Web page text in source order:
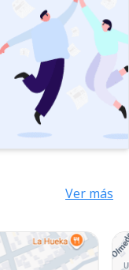
Ver más